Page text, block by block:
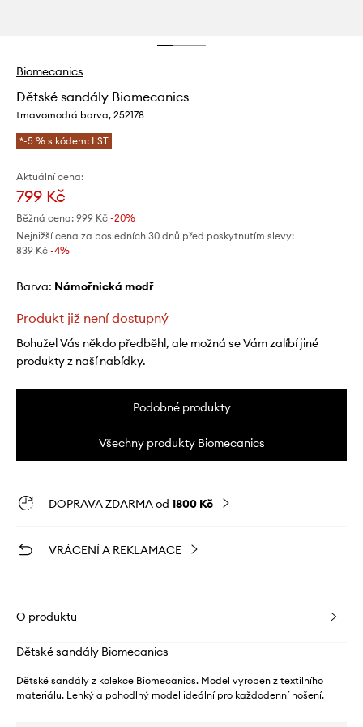
Biomecanics
Dětské sandály Biomecanics
tmavomodrá barva, 252178
*-5 % s kódem: LST
Aktuální cena:
799 Kč
Běžná cena: 999 Kč -20%
Nejnižší cena za posledních 30 dnů před poskytnutím slevy:
839 Kč -4%
Barva: námořnická modř
Produkt již není dostupný
Bohužel Vás někdo předběhl, ale možná se Vám zalíbí jiné
produkty z naší nabídky.
Podobné produkty
Všechny produkty Biomecanics
DOPRAVA ZDARMA od 1800 Kč
VRÁCENÍ A REKLAMACE
O produktu
Dětské sandály Biomecanics
Dětské sandály z kolekce Biomecanics. Model vyroben z textilního
materiálu. Lehký a pohodlný model ideální pro každodenní nošení.